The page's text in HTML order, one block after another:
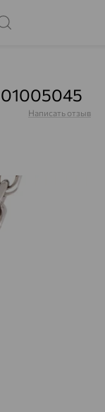
Написать отзыв